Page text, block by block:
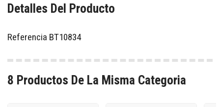
Detalles Del Producto
Referencia BT10834
8 Productos De La Misma Categoria